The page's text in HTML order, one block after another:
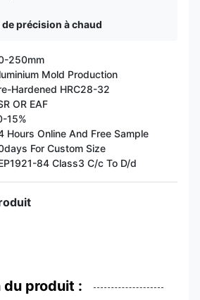
précision à chaud
250mm
Mold Production
Hardened HRC28-32
OR EAF
15%
Hours Online And Free Sample
For Custom Size
84 Class3 C/c To D/d
produit :